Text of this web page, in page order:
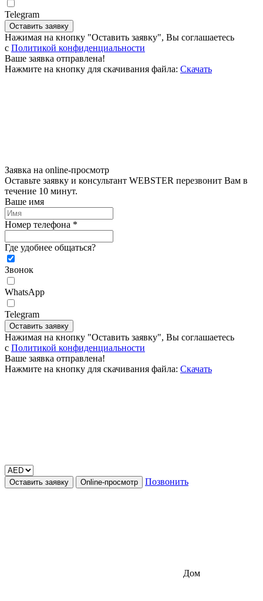
Telegram
Оставить заявку
Нажимая на кнопку "Оставить заявку", Вы соглашаетесь
c Политикой конфиденциальности
Ваше заявка отправлена!
Нажмите на кнопку для скачивания файла: Скачать
Заявка на online-просмотр
Оставьте заявку и консультант WEBSTER перезвонит Вам в
течение 10 минут.
Ваше имя
Номер телефона *
Где удобнее общаться?
Звонок
WhatsApp
Telegram
Оставить заявку
Нажимая на кнопку "Оставить заявку", Вы соглашаетесь
c Политикой конфиденциальности
Ваше заявка отправлена!
Нажмите на кнопку для скачивания файла: Скачать
Оставить заявку Online-просмотр Позвонить
Дом